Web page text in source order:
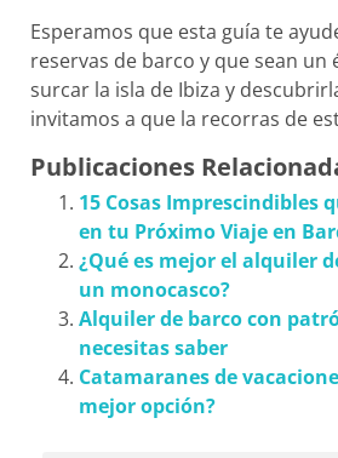
Esperamos que esta guía te
reservas de barco y que sean un
surcar la isla de Ibiza y
invitamos a que la recorras de
Publicaciones
15 Cosas Imprescindibles
en tu Próximo Viaje en
¿Qué es mejor el alquiler
un monocasco?
Alquiler de barco con
necesitas saber
Catamaranes de
mejor opción?